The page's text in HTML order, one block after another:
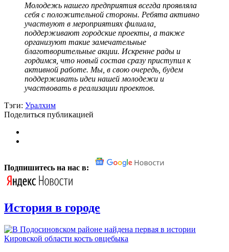
Молодежь нашего предприятия всегда проявляла
себя с положительной стороны. Ребята активно
участвуют в мероприятиях филиала,
поддерживают городские проекты, а также
организуют такие замечательные
благотворительные акции. Искренне рады и
гордимся, что новый состав сразу приступил к
активной работе. Мы, в свою очередь, будем
поддерживать идеи нашей молодежи и
участвовать в реализации проектов.
Тэги: Уралхим
Поделиться публикацией
Подпишитесь на нас в:
История в городе